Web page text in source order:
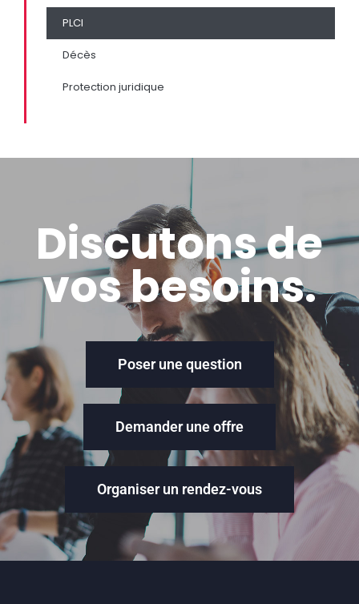
PLCI
Décès
Protection juridique
Discutons de
vos besoins.
Poser une question
Demander une offre
Organiser un rendez-vous